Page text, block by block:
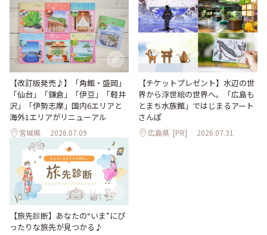
【改訂版発売♪】「角館・盛岡」
「仙台」「鎌倉」「伊豆」「軽井
沢」「伊勢志摩」国内6エリアと
海外1エリアがリニューアル
宮城県 2026.07.09
【チケットプレゼント】水辺の世
界から浮世絵の世界へ。「広島も
とまち水族館」ではじまるアート
さんぽ
広島県 [PR] 2026.07.31
【旅先診断】あなたの“いま”にぴ
ったりな旅先が見つかる♪